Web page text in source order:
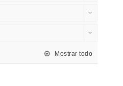
Mostrar todo